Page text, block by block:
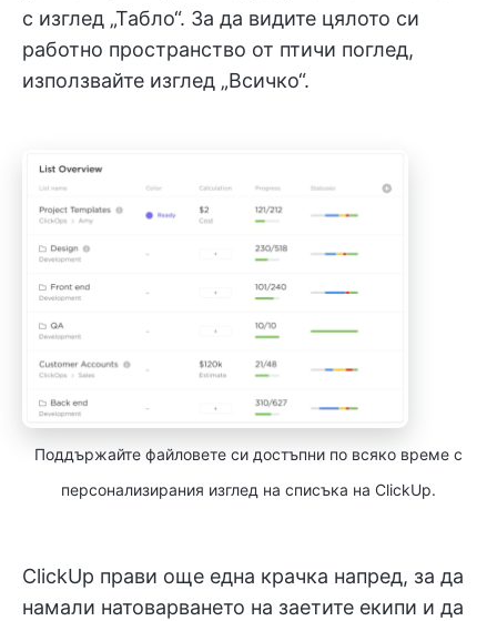
с изглед „Табло“. За да видите цялото си
работно пространство от птичи поглед,
използвайте изглед „Всичко“.
Поддържайте файловете си достъпни по всяко време с
персонализирания изглед на списъка на ClickUp.
ClickUp прави още една крачка напред, за да
намали натоварването на заетите екипи и да